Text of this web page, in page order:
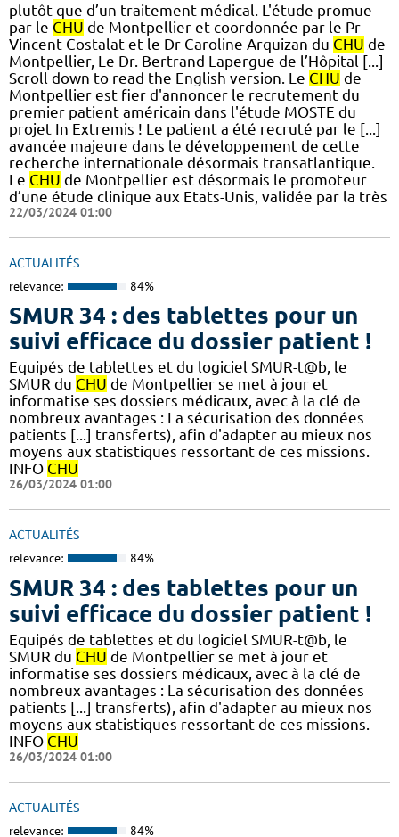
plutôt que d’un traitement médical. L'étude promue
par le CHU de Montpellier et coordonnée par le Pr
Vincent Costalat et le Dr Caroline Arquizan du CHU de
Montpellier, Le Dr. Bertrand Lapergue de l’Hôpital [...]
Scroll down to read the English version. Le CHU de
Montpellier est fier d'annoncer le recrutement du
premier patient américain dans l'étude MOSTE du
projet In Extremis ! Le patient a été recruté par le [...]
avancée majeure dans le développement de cette
recherche internationale désormais transatlantique.
Le CHU de Montpellier est désormais le promoteur
d’une étude clinique aux Etats-Unis, validée par la très
22/03/2024 01:00
ACTUALITÉS
relevance: 84%
SMUR 34 : des tablettes pour un
suivi efficace du dossier patient !
​​Equipés de tablettes et du logiciel SMUR-t@b, le
SMUR du CHU de Montpellier se met à jour et
informatise ses dossiers médicaux, avec à la clé de
nombreux avantages : ​​La sécurisation des données
patients [...] transferts), afin d'adapter au mieux nos
moyens aux statistiques ressortant de ces missions.​​
INFO CHU
26/03/2024 01:00
ACTUALITÉS
relevance: 84%
SMUR 34 : des tablettes pour un
suivi efficace du dossier patient !
​​Equipés de tablettes et du logiciel SMUR-t@b, le
SMUR du CHU de Montpellier se met à jour et
informatise ses dossiers médicaux, avec à la clé de
nombreux avantages : ​​La sécurisation des données
patients [...] transferts), afin d'adapter au mieux nos
moyens aux statistiques ressortant de ces missions.​​
INFO CHU
26/03/2024 01:00
ACTUALITÉS
relevance: 84%